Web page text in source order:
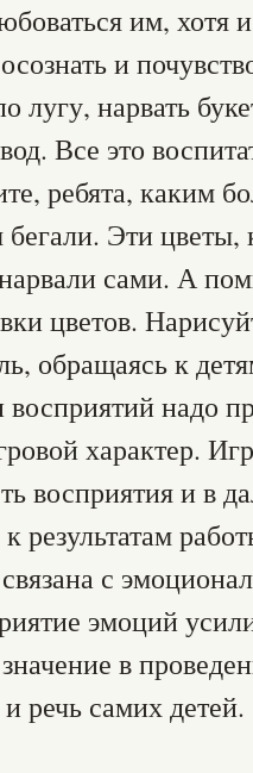
им, хотя
и
лугу, нарвать
Все это
ребята, каким
Эти цветы,
сами. А
цветов.
обращаясь к
надо
характер.
восприятия и в
результатам
связана с
эмоций
в
речь самих детей.